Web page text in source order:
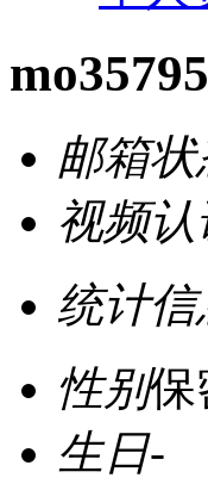
邮箱状
视频认
统计信
性别保
生日-